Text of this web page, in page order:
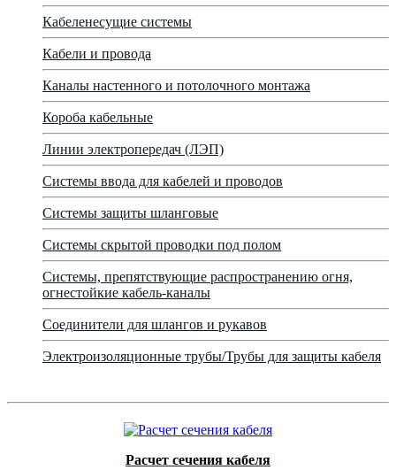
Кабеленесущие системы
Кабели и провода
Каналы настенного и потолочного монтажа
Короба кабельные
Линии электропередач (ЛЭП)
Системы ввода для кабелей и проводов
Системы защиты шланговые
Системы скрытой проводки под полом
Системы, препятствующие распространению огня,
огнестойкие кабель-каналы
Соединители для шлангов и рукавов
Электроизоляционные трубы/Трубы для защиты кабеля
Расчет сечения кабеля